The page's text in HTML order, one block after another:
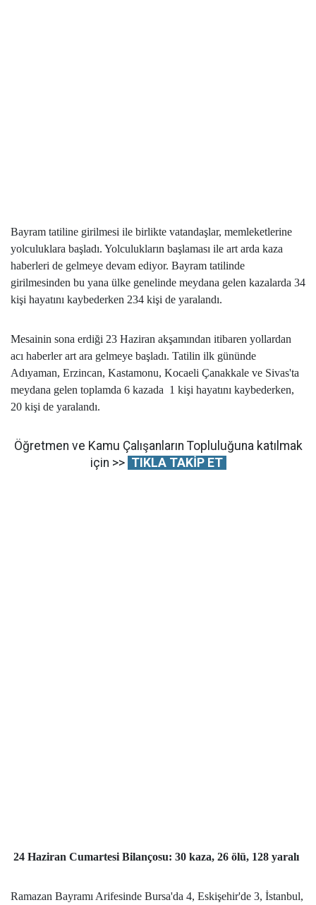
Bayram tatiline girilmesi ile birlikte vatandaşlar, memleketlerine
yolculuklara başladı. Yolculukların başlaması ile art arda kaza
haberleri de gelmeye devam ediyor. Bayram tatilinde
girilmesinden bu yana ülke genelinde meydana gelen kazalarda 34
kişi hayatını kaybederken 234 kişi de yaralandı.
Mesainin sona erdiği 23 Haziran akşamından itibaren yollardan
acı haberler art ara gelmeye başladı. Tatilin ilk gününde
Adıyaman, Erzincan, Kastamonu, Kocaeli Çanakkale ve Sivas'ta
meydana gelen toplamda 6 kazada 1 kişi hayatını kaybederken,
20 kişi de yaralandı.
Öğretmen ve Kamu Çalışanların Topluluğuna katılmak
için >> TIKLA TAKİP ET
24 Haziran Cumartesi Bilançosu: 30 kaza, 26 ölü, 128 yaralı
Ramazan Bayramı Arifesinde Bursa'da 4, Eskişehir'de 3, İstanbul,